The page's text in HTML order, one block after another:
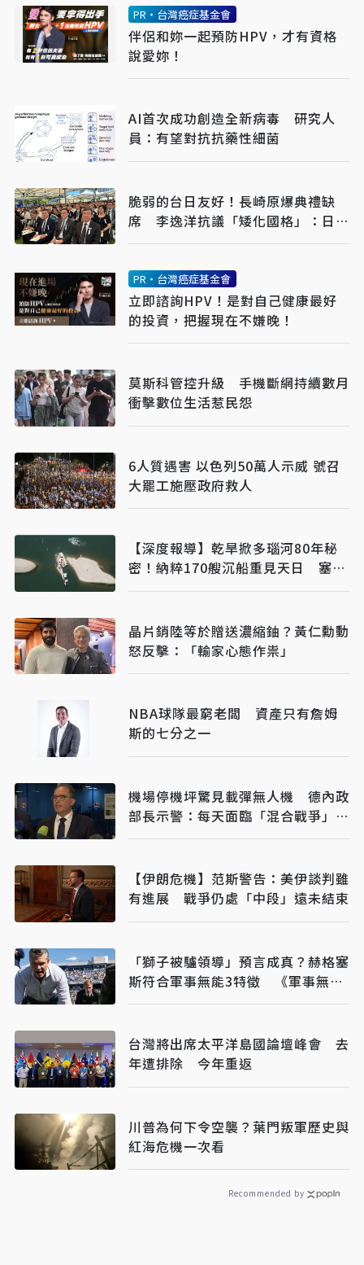
PR・台灣癌症基金會
伴侶和妳一起預防HPV，才有資格
說愛妳！
AI首次成功創造全新病毒 研究人
員：有望對抗抗藥性細菌
脆弱的台日友好！長崎原爆典禮缺
席 李逸洋抗議「矮化國格」：日媒
揭長崎特殊安排
PR・台灣癌症基金會
立即諮詢HPV！是對自己健康最好
的投資，把握現在不嫌晚！
莫斯科管控升級 手機斷網持續數月
衝擊數位生活惹民怨
6人質遇害 以色列50萬人示威 號召
大罷工施壓政府救人
【深度報導】乾旱掀多瑙河80年秘
密！納粹170艘沉船重見天日 塞爾
維亞砸數億清障救航運命脈
晶片銷陸等於贈送濃縮鈾？黃仁勳動
怒反擊：「輸家心態作祟」
NBA球隊最窮老闆 資產只有詹姆
斯的七分之一
機場停機坪驚見載彈無人機 德內政
部長示警：每天面臨「混合戰爭」攻
擊
【伊朗危機】范斯警告：美伊談判雖
有進展 戰爭仍處「中段」遠未結束
「獅子被驢領導」預言成真？赫格塞
斯符合軍事無能3特徵 《軍事無能
心理學》半世紀後受矚目
台灣將出席太平洋島國論壇峰會 去
年遭排除 今年重返
川普為何下令空襲？葉門叛軍歷史與
紅海危機一次看
Recommended by